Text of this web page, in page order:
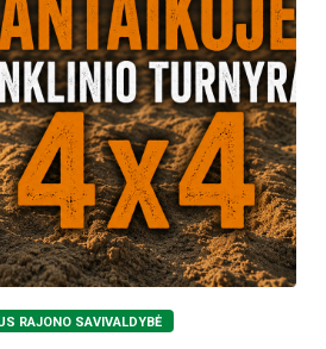
RAJONO SAVIVALDYBĖ